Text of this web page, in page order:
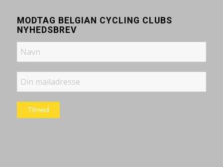
MODTAG BELGIAN CYCLING CLUBS
NYHEDSBREV